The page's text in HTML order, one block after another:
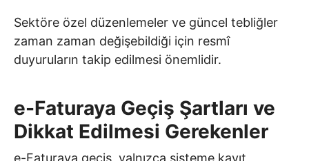
Sektöre özel düzenlemeler ve güncel tebliğler
zaman zaman değişebildiği için resmî
duyuruların takip edilmesi önemlidir.
e-Faturaya Geçiş Şartları ve
Dikkat Edilmesi Gerekenler
e-Faturaya geçiş, yalnızca sisteme kayıt